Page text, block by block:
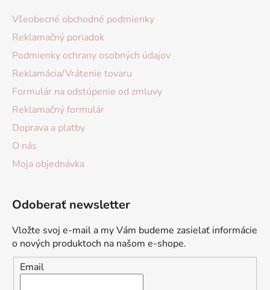
Všeobecné obchodné podmienky
Reklamačný poriadok
Podmienky ochrany osobných údajov
Reklamácia/Vrátenie tovaru
Formulár na odstúpenie od zmluvy
Reklamačný formulár
Doprava a platby
O nás
Moja objednávka
Odoberať newsletter
Vložte svoj e-mail a my Vám budeme zasielať informácie
o nových produktoch na našom e-shope.
Email